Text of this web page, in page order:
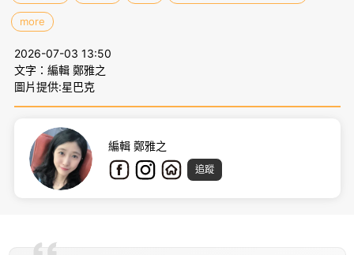
more
2026-07-03 13:50
文字：編輯 鄭雅之
圖片提供:星巴克
編輯 鄭雅之
追蹤